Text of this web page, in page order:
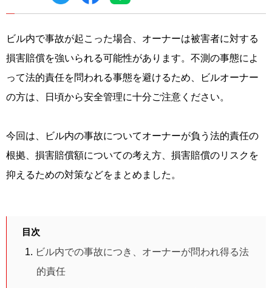
ビル内で事故が起こった場合、オーナーは被害者に対する
損害賠償を強いられる可能性があります。不測の事態によ
って法的責任を問われる事態を避けるため、ビルオーナー
の方は、日頃から安全管理に十分ご注意ください。
今回は、ビル内の事故についてオーナーが負う法的責任の
根拠、損害賠償額についての考え方、損害賠償のリスクを
抑えるための対策などをまとめました。
目次
ビル内での事故につき、オーナーが問われ得る法
的責任